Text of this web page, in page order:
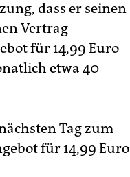
dass er seinen
Vertrag
für 14,99 Euro
etwa 40
Tag zum
für 14,99 Euro